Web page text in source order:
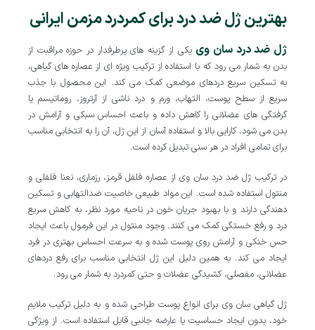
بهترین ژل ضد درد برای کمردرد مزمن ایرانی
ژل ضد درد سان وی یکی از گزینه های پرطرفدار در حوزه مراقبت از
بدن به شمار می رود که با استفاده از ترکیب ویژه ای از عصاره های گیاهی،
به تسکین سریع دردهای موضعی کمک می کند. این محصول با جذب
سریع از سطح پوست، التهاب، ورم و درد ناشی از آرتروز، روماتیسم یا
گرفتگی های عضلانی را کاهش داده و باعث احساس سبکی و آرامش در
بدن می شود. کارایی بالا و استفاده آسان از این ژل، آن را به انتخابی مناسب
برای تمامی افراد در هر سنی تبدیل کرده است.
در ترکیب ژل ضد درد سان وی از عصاره فلفل قرمز، رزماری، نعنا فلفلی و
منتول استفاده شده است. این مواد طبیعی خاصیت ضدالتهابی و تسکین
دهندگی دارند و با بهبود جریان خون در ناحیه مورد نظر، به کاهش سریع
درد و رفع خستگی کمک می کنند. وجود منتول در این فرمول باعث ایجاد
حس خنکی و آرامش روی پوست شده و به سرعت احساس بهتری در فرد
ایجاد می کند. به همین دلیل این ژل انتخابی مناسب برای رفع دردهای
عضلانی، مفصلی، کشیدگی عضلات و حتی کمردرد به شمار می رود.
ژل گیاهی سان وی برای انواع پوست طراحی شده و به دلیل ترکیب ملایم
خود، بدون ایجاد حساسیت یا عارضه جانبی قابل استفاده است. از ویژگی